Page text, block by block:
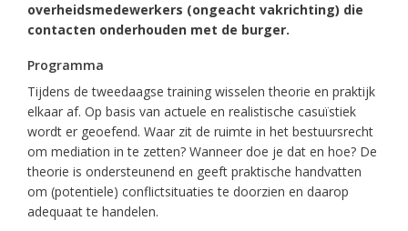
overheidsmedewerkers (ongeacht vakrichting) die
contacten onderhouden met de burger.
Programma
Tijdens de tweedaagse training wisselen theorie en praktijk
elkaar af. Op basis van actuele en realistische casuïstiek
wordt er geoefend. Waar zit de ruimte in het bestuursrecht
om mediation in te zetten? Wanneer doe je dat en hoe? De
theorie is ondersteunend en geeft praktische handvatten
om (potentiele) conflictsituaties te doorzien en daarop
adequaat te handelen.